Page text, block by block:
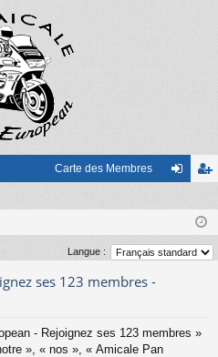
Carte des Membres
xi
nr
eg
Langue :
ses 123 membres -
- Rejoignez ses 123 membres »
», « nos », « Amicale Pan